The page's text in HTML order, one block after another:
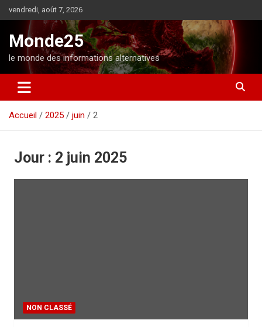
l
o
t
vendredi, août 7, 2026
Monde25
le monde des informations alternatives
Accueil 2025 juin 2
Jour : 2 juin 2025
NON CLASSÉ